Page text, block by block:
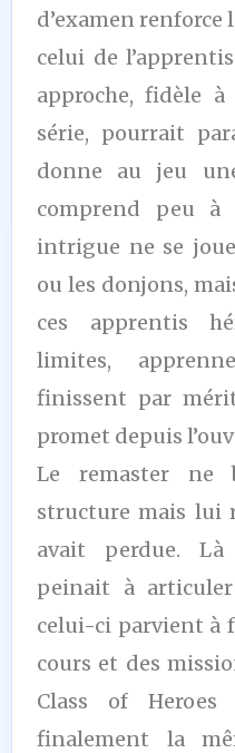
d’examen renforce
celui de
approche, fidèle
série, pourrait
donne au jeu
comprend peu
intrigue ne se
ou les donjons,
ces apprentis
limites,
finissent par
promet depuis
Le remaster ne
structure mais lui
avait perdue. Là
peinait à
celui-ci parvient à
cours et des
Class of Heroes
finalement la